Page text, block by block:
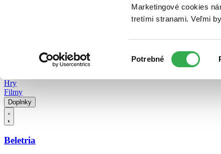
Marketingové cookies
tretími stranami. Veľmi
súhlasu
Potrebné
Hry
Filmy
Doplnky
Beletria